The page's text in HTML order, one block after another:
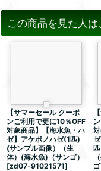
この商品を見た人は
【サマーセール クーポ
ンご利用で更に10％OFF
対象商品】【海水魚・ハ
ゼ】アケボノハゼ(1匹)
(サンプル画像）（生
体）(海水魚)（サンゴ）
[zd07-91021571]
ゴ